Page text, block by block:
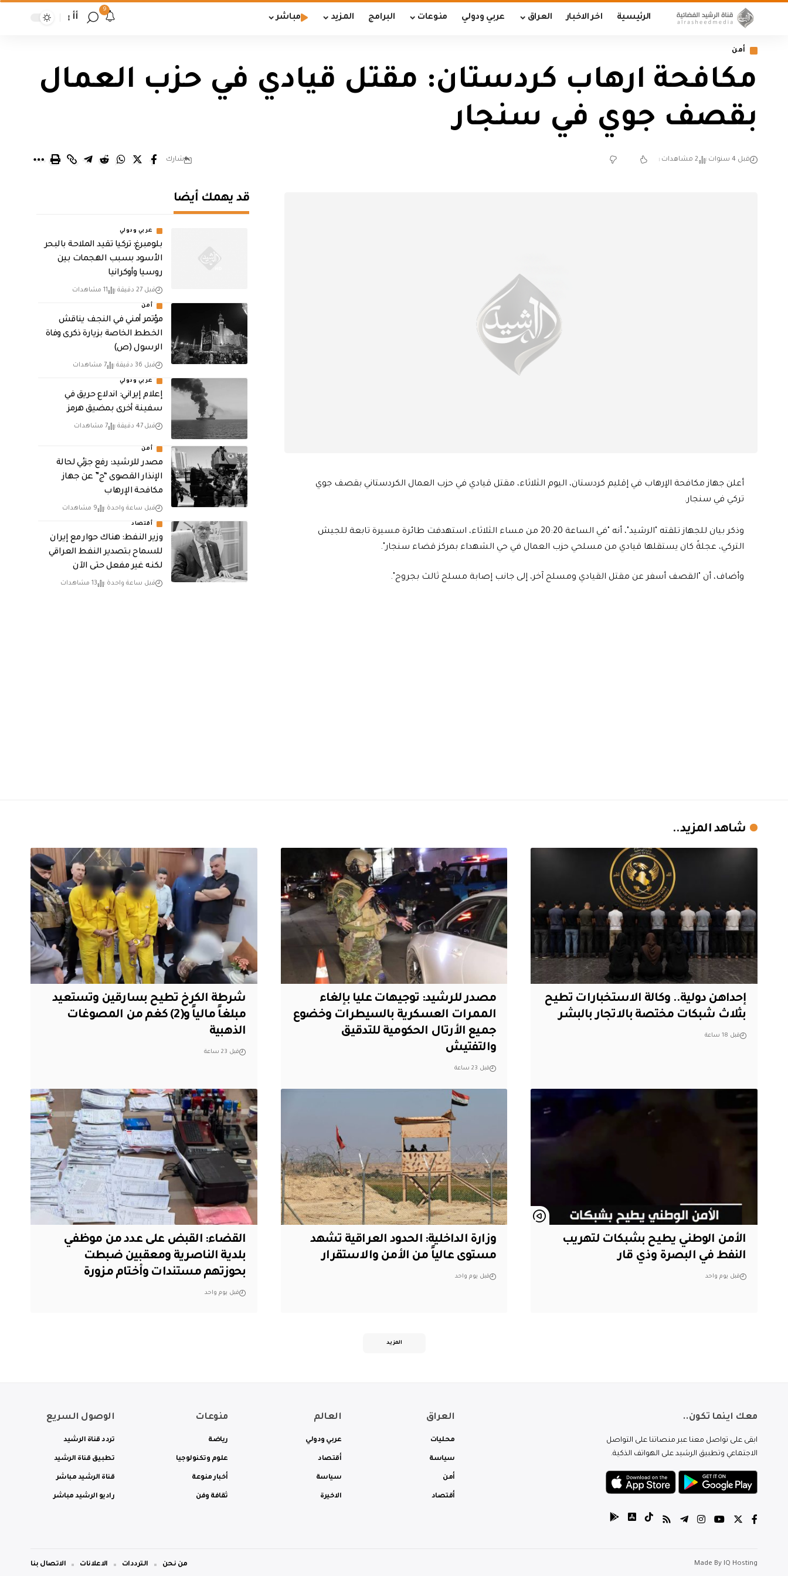
الرئيسية اخر الاخبار العراق عربي ودولي منوعات البرامج المزيد مباشر
9
أأ
أمن
مكافحة ارهاب كردستان: مقتل قيادي في حزب العمال
بقصف جوي في سنجار
قبل 4 سنوات 2 مشاهدات شارك
أعلن جهاز مكافحة الإرهاب في إقليم كردستان، اليوم الثلاثاء، مقتل قيادي في حزب العمال الكردستاني بقصف جوي
تركي في سنجار.
وذكر بيان للجهاز تلقته "الرشيد"، أنه "في الساعة 20:20 من مساء الثلاثاء، استهدفت طائرة مسيرة تابعة للجيش
التركي، عجلةً كان يستقلها قيادي من مسلحي حزب العمال في حي الشهداء بمركز قضاء سنجار".
وأضاف، أن "القصف أسفر عن مقتل القيادي ومسلح آخر، إلى جانب إصابة مسلح ثالث بجروح".
قد يهمك أيضا
عربي ودولي
بلومبرغ: تركيا تقيد الملاحة بالبحر
الأسود بسبب الهجمات بين
روسيا وأوكرانيا
قبل 27 دقيقة 11 مشاهدات
أمن
مؤتمر أمني في النجف يناقش
الخطط الخاصة بزيارة ذكرى وفاة
الرسول (ص)
قبل 36 دقيقة 7 مشاهدات
عربي ودولي
إعلام إيراني: اندلاع حريق في
سفينة أخرى بمضيق هرمز
قبل 47 دقيقة 7 مشاهدات
أمن
مصدر للرشيد: رفع جزئي لحالة
الإنذار القصوى “ج” عن جهاز
مكافحة الإرهاب
قبل ساعة واحدة 9 مشاهدات
أقتصاد
وزير النفط: هناك حوار مع إيران
للسماح بتصدير النفط العراقي
لكنه غير مفعل حتى الآن
قبل ساعة واحدة 13 مشاهدات
شاهد المزيد..
إحداهن دولية.. وكالة الاستخبارات تطيح
بثلاث شبكات مختصة بالاتجار بالبشر
قبل 18 ساعة
مصدر للرشيد: توجيهات عليا بإلغاء
الممرات العسكرية بالسيطرات وخضوع
جميع الأرتال الحكومية للتدقيق
والتفتيش
قبل 23 ساعة
شرطة الكرخ تطيح بسارقين وتستعيد
مبلغاً مالياً و(2) كغم من المصوغات
الذهبية
قبل 23 ساعة
الأمن الوطني يطيح بشبكات لتهريب
النفط في البصرة وذي قار
قبل يوم واحد
وزارة الداخلية: الحدود العراقية تشهد
مستوى عالياً من الأمن والاستقرار
قبل يوم واحد
القضاء: القبض على عدد من موظفي
بلدية الناصرية ومعقبين ضبطت
بحوزتهم مستندات وأختام مزورة
قبل يوم واحد
المزيد
معك اينما تكون..
ابقى على تواصل معنا عبر منصاتنا على التواصل
الاجتماعي وتطبيق الرشيد على الهواتف الذكية.
العراق
محليات
سياسة
أمن
أقتصاد
العالم
عربي ودولي
أقتصاد
سياسة
الاخيرة
منوعات
رياضة
علوم وتكنولوجيا
أخبار منوعة
ثقافة وفن
الوصول السريع
تردد قناة الرشيد
تطبيق قناة الرشيد
قناة الرشيد مباشر
راديو الرشيد مباشر
Made By IQ Hosting من نحن الترددات الاعلانات الاتصال بنا